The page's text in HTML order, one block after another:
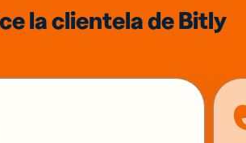
la clientela de Bitly